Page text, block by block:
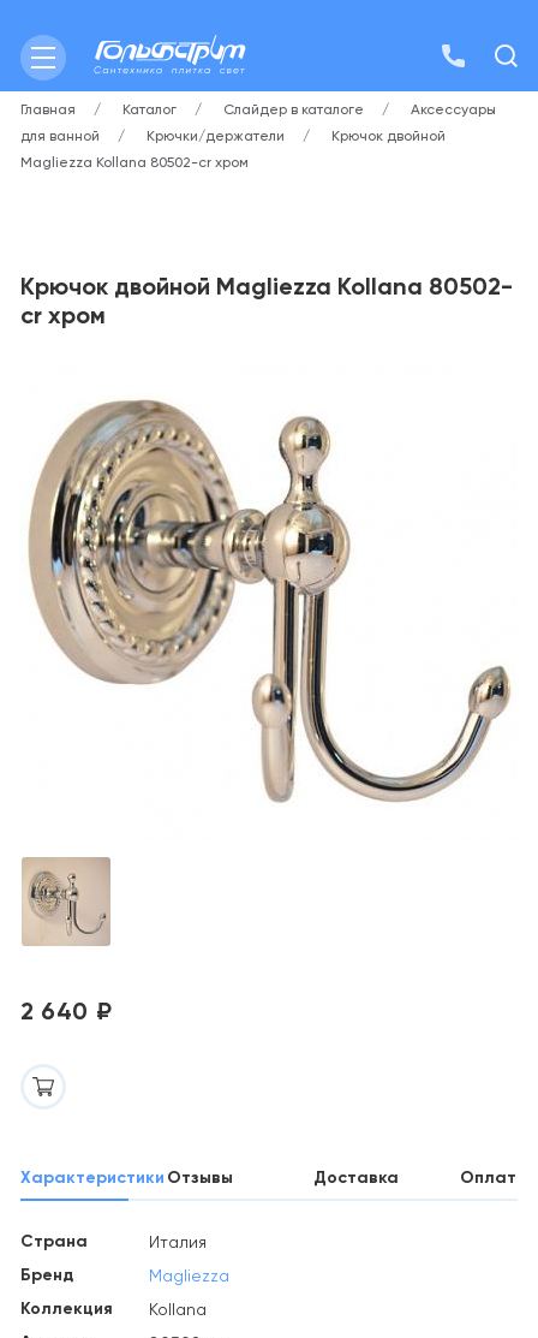
Главная Каталог Слайдер в каталоге
Аксессуары
для ванной
Крючки/держатели
Крючок двойной
Magliezza Kollana 80502-cr хром
Крючок двойной Magliezza Kollana 80502-
cr хром
2 640 ₽
Характеристики Отзывы Доставка Оплата
Страна Италия
Бренд Magliezza
Коллекция Kollana